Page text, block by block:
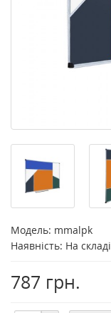
Модель: mmalpk
Наявність: На складі
787 грн.